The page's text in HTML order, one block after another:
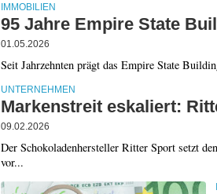
IMMOBILIEN
95 Jahre Empire State
01.05.2026
Seit Jahrzehnten prägt das Empire State
UNTERNEHMEN
Markenstreit eskaliert:
09.02.2026
Der Schokoladenhersteller Ritter Sport setzt
vor...